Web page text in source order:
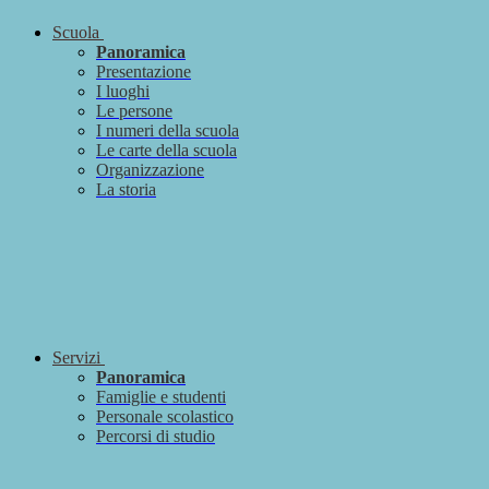
Scuola
Panoramica
Presentazione
I luoghi
Le persone
I numeri della scuola
Le carte della scuola
Organizzazione
La storia
Servizi
Panoramica
Famiglie e studenti
Personale scolastico
Percorsi di studio